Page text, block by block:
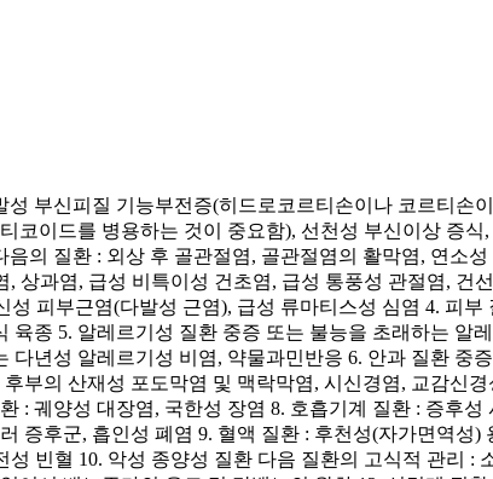
성 부신피질 기능부전증(히드로코르티손이나 코르티
코이드를 병용하는 것이 중요함), 선천성 부신이상 증
의 질환 : 외상 후 골관절염, 골관절염의 활막염, 연소
, 상과염, 급성 비특이성 건초염, 급성 통풍성 관절염,
성 피부근염(다발성 근염), 급성 류마티스성 심염 4. 피
육종 5. 알레르기성 질환 중증 또는 불능을 초래하는
다년성 알레르기성 비염, 약물과민반응 6. 안과 질환
부의 산재성 포도막염 및 맥락막염, 시신경염, 교감신
: 궤양성 대장염, 국한성 장염 8. 호흡기계 질환 : 증후
증후군, 흡인성 폐염 9. 혈액 질환 : 후천성(자가면역
성 빈혈 10. 악성 종양성 질환 다음 질환의 고식적 관리